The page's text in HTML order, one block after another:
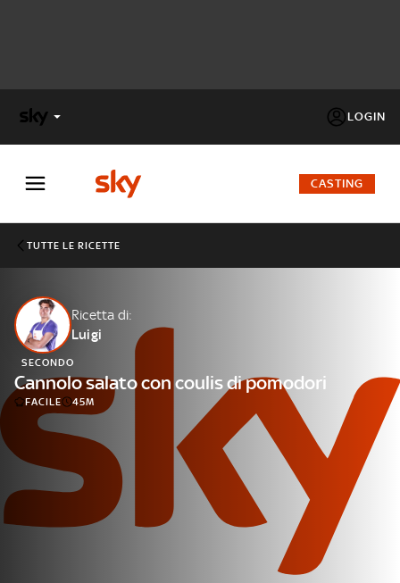
LOGIN
FACTOR
Cos’altro vedere:
PROGRAMMI SKY
Un mondo di offerte:
SKY.IT
NOW
CASTING
TUTTE LE RICETTE
Ricetta di:
Luigi
SECONDO
Cannolo salato con coulis di pomodori
FACILE 45M